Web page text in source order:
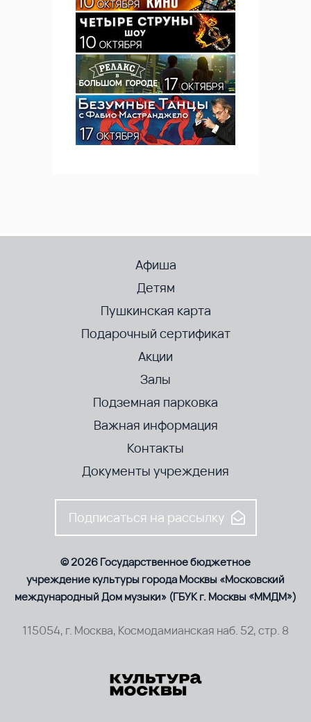
Афиша
Детям
Пушкинская карта
Подарочный сертификат
Акции
Залы
Подземная парковка
Важная информация
Контакты
Документы учреждения
Подписаться на рассылку
© 2026 Государственное бюджетное
учреждение культуры города Москвы «Московский
международный Дом музыки» (ГБУК г. Москвы «ММДМ»)
115054, г. Москва, Космодамианская наб. 52, стр. 8